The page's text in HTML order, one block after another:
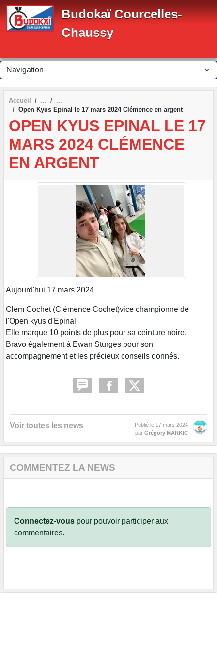
Budokaï Courcelles-
Chaussy
Accueil
Open Kyus Epinal le 17 mars 2024 Clémence en argent
OPEN KYUS EPINAL LE 17
MARS 2024 CLÉMENCE
EN ARGENT
Aujourd'hui 17 mars 2024,
Clem Cochet (Clémence Cochet)vice championne de
l'Open kyus d'Epinal.
Elle marque 10 points de plus pour sa ceinture noire.
Bravo également à Ewan Sturges pour son
accompagnement et les précieux conseils donnés.
Voir toutes les news Publié le 17 mars 2024
par Grégory MARKIC
COMMENTEZ LA NEWS
Connectez-vous pour pouvoir participer aux
commentaires.
Panneau de gestion des cookies